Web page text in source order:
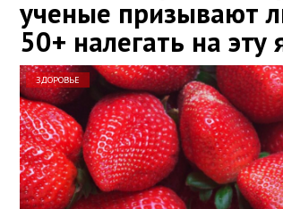
ученые призывают
50+ налегать на эту
ЗДОРОВЬЕ